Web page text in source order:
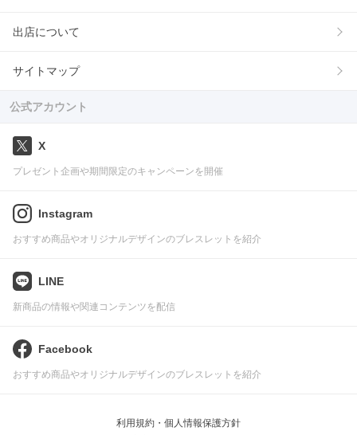
出店について
サイトマップ
公式アカウント
X
プレゼント企画や期間限定のキャンペーンを開催
Instagram
おすすめ商品やオリジナルデザインのブレスレットを紹介
LINE
新商品の情報や関連コンテンツを配信
Facebook
おすすめ商品やオリジナルデザインのブレスレットを紹介
利用規約・個人情報保護方針